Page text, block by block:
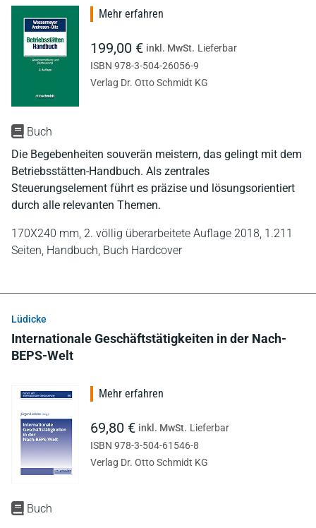
Buch
Die Begebenheiten souverän meistern, das gelingt mit dem
Betriebsstätten-Handbuch. Als zentrales
Steuerungselement führt es präzise und lösungsorientiert
durch alle relevanten Themen.
170X240 mm, 2. völlig überarbeitete Auflage 2018, 1.211
Seiten, Handbuch, Buch Hardcover
Mehr erfahren
199,00 € inkl. MwSt. Lieferbar
ISBN 978-3-504-26056-9
Verlag Dr. Otto Schmidt KG
Lüdicke
Internationale Geschäftstätigkeiten in der Nach-
BEPS-Welt
Buch
Mehr erfahren
69,80 € inkl. MwSt. Lieferbar
ISBN 978-3-504-61546-8
Verlag Dr. Otto Schmidt KG